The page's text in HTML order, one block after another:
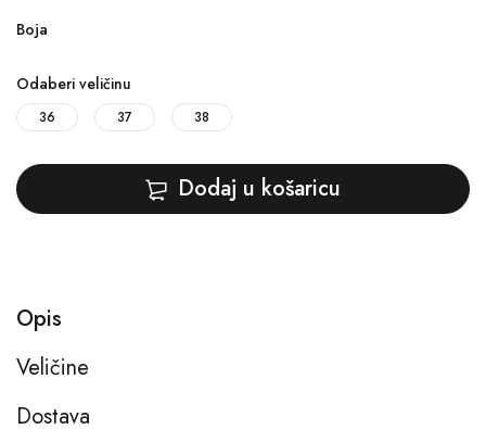
Boja
Odaberi veličinu
36 37 38
Dodaj u košaricu
Opis
Veličine
Dostava